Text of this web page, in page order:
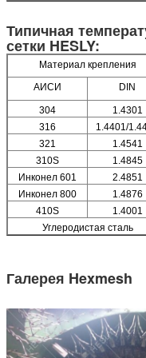
Типичная
сетки HESLY:
Материал крепления
АИСИ
DIN
304 1.4301
316
1.4401/
321
1.4541
310S
1.4845
Инконел 601
2.4851
Инконел 800
1.4876
410S
1.4001
Углеродистая сталь
Галерея Hexmesh